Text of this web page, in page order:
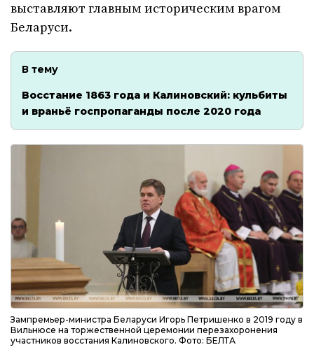
выставляют главным историческим врагом
Беларуси.
В тему
Восстание 1863 года и Калиновский: кульбиты
и враньё госпропаганды после 2020 года
Зампремьер-министра Беларуси Игорь Петришенко в 2019 году в
Вильнюсе на торжественной церемонии перезахоронения
участников восстания Калиновского. Фото: БЕЛТА